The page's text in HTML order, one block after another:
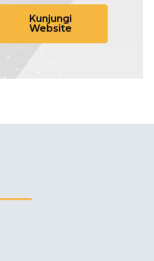
Kunjungi
Website